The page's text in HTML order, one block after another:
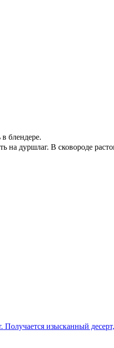
блендере.
на дуршлаг. В сковороде
изысканный